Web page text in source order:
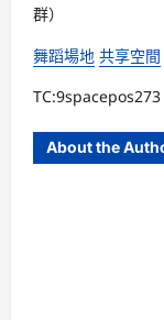
群）
舞蹈場地 共享空間
About the